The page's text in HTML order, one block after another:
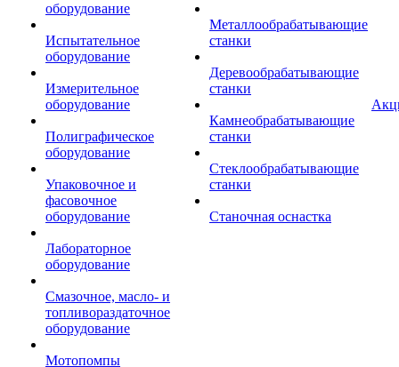
оборудование
Испытательное
оборудование
Измерительное
оборудование
Полиграфическое
оборудование
Упаковочное и
фасовочное
оборудование
Лабораторное
оборудование
Смазочное, масло- и
топливораздаточное
оборудование
Мотопомпы
Металлообрабатывающие
станки
Деревообрабатывающие
станки
Камнеобрабатывающие
станки
Стеклообрабатывающие
станки
Станочная оснастка